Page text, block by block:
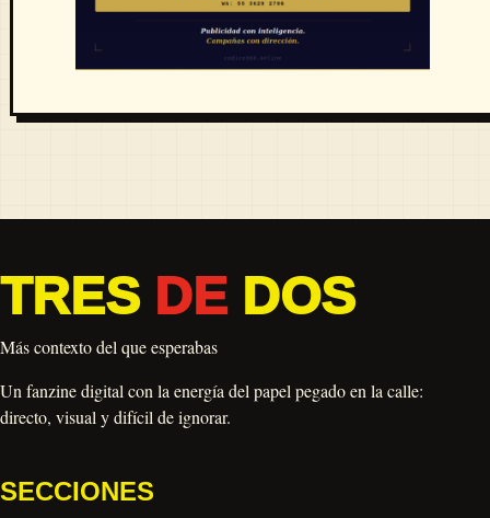
TRES DEDOS
Más contexto del que esperabas
Un fanzine digital con la energía del papel pegado en la calle:
directo, visual y difícil de ignorar.
SECCIONES